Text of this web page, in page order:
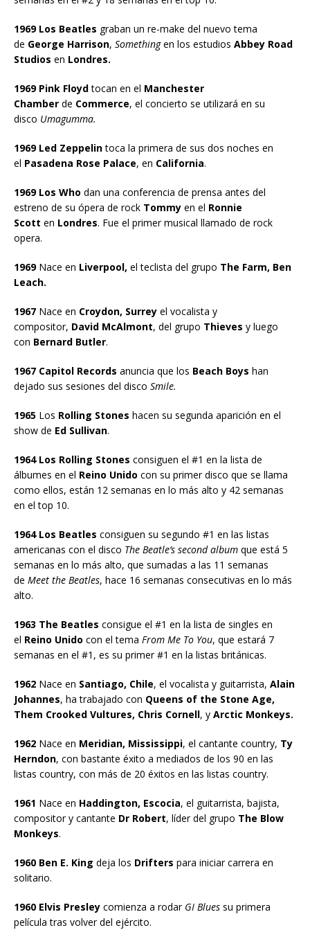
1969 Los Beatles graban un re-make del nuevo tema
de George Harrison, Somethingen los estudios Abbey Road
Studios en Londres.
1969 Pink Floydtocan en el Manchester
Chamber de Commerce, el concierto se utilizará en su
disco Umagumma.
1969 Led Zeppelintoca la primera de sus dos noches en
el Pasadena Rose Palace, en California.
1969 Los Who dan una conferencia de prensa antes del
estreno de su ópera de rock Tommy en el Ronnie
Scott en Londres. Fue el primer musical llamado de rock
opera.
1969Nace en Liverpool, el teclista del grupo The Farm, Ben
Leach.
1967 Nace en Croydon, Surrey el vocalista y
compositor, David McAlmont, del grupo Thieves y luego
con Bernard Butler.
1967 Capitol Records anuncia que los Beach Boys han
dejado sus sesiones del disco Smile.
1965 Los Rolling Stones hacen su segunda aparición en el
show de Ed Sullivan.
1964 Los Rolling Stones consiguen el #1 en la lista de
álbumes en el Reino Unido con su primer disco que se llama
como ellos, están 12 semanas en lo más alto y 42 semanas
en el top 10.
1964 Los Beatles consiguen su segundo #1 en las listas
americanas con el disco The Beatle’s second album que está 5
semanas en lo más alto, que sumadas a las 11 semanas
de Meet the Beatles, hace 16 semanas consecutivas en lo más
alto.
1963 The Beatles consigue el #1 en la lista de singles en
el Reino Unido con el tema From Me To You, que estará 7
semanas en el #1, es su primer #1 en la listas británicas.
1962 Nace en Santiago, Chile, el vocalista y guitarrista, Alain
Johannes, ha trabajado con Queens of the Stone Age,
Them Crooked Vultures, Chris Cornell, y Arctic Monkeys.
1962 Nace en Meridian, Mississippi, el cantante country, Ty
Herndon, con bastante éxito a mediados de los 90 en las
listas country, con más de 20 éxitos en las listas country.
1961 Nace en Haddington, Escocia, el guitarrista, bajista,
compositor y cantante Dr Robert, líder del grupo The Blow
Monkeys.
1960 Ben E. King deja los Drifters para iniciar carrera en
solitario.
1960 Elvis Presley comienza a rodarGI Blues su primera
película tras volver del ejército.